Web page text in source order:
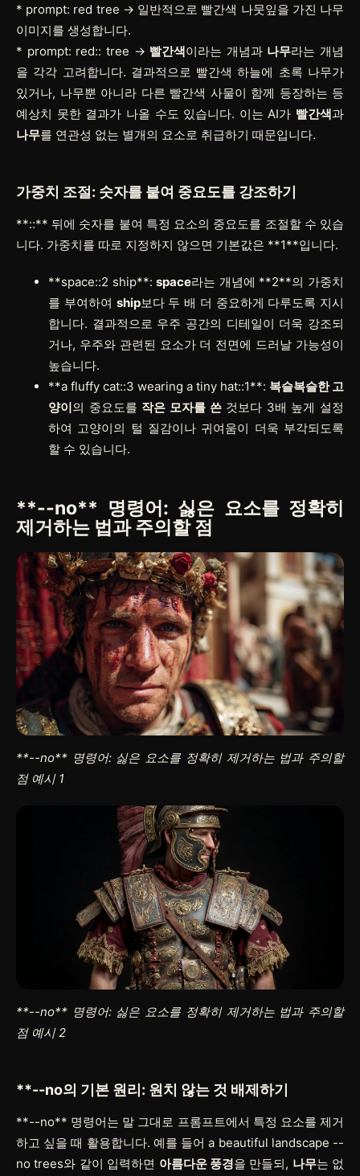
* prompt: red tree -> 일반적으로 빨간색 나뭇잎을 가진 나무
이미지를 생성합니다.
* prompt: red:: tree -> 빨간색이라는 개념과 나무라는 개념
을 각각 고려합니다. 결과적으로 빨간색 하늘에 초록 나무가
있거나, 나무뿐 아니라 다른 빨간색 사물이 함께 등장하는 등
예상치 못한 결과가 나올 수도 있습니다. 이는 AI가 빨간색과
나무를 연관성 없는 별개의 요소로 취급하기 때문입니다.
가중치 조절: 숫자를 붙여 중요도를 강조하기
**::** 뒤에 숫자를 붙여 특정 요소의 중요도를 조절할 수 있습
니다. 가중치를 따로 지정하지 않으면 기본값은 **1**입니다.
**space::2 ship**:space라는 개념에 **2**의 가중치
를 부여하여 ship보다 두 배 더 중요하게 다루도록 지시
합니다. 결과적으로 우주 공간의 디테일이 더욱 강조되
거나, 우주와 관련된 요소가 더 전면에 드러날 가능성이
높습니다.
**a fluffy cat::3 wearing a tiny hat::1**: 복슬복슬한 고
양이의 중요도를 작은 모자를 쓴것보다 3배 높게 설정
하여 고양이의 털 질감이나 귀여움이 더욱 부각되도록
할 수 있습니다.
**--no** 명령어: 싫은 요소를 정확히
제거하는 법과 주의할 점
**--no** 명령어: 싫은 요소를 정확히 제거하는 법과 주의할
점 예시 1
**--no** 명령어: 싫은 요소를 정확히 제거하는 법과 주의할
점 예시 2
**--no의 기본 원리: 원치 않는 것 배제하기
**--no** 명령어는 말 그대로 프롬프트에서 특정 요소를 제거
하고 싶을 때 활용합니다. 예를 들어a beautiful landscape --
no trees와 같이 입력하면 아름다운 풍경을 만들되, 나무는 없